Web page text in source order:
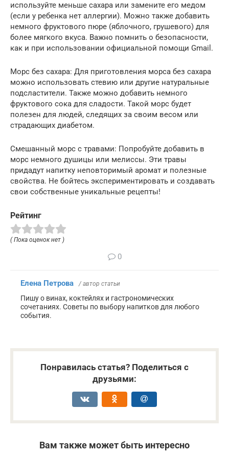
используйте меньше сахара или замените его медом
(если у ребенка нет аллергии). Можно также добавить
немного фруктового пюре (яблочного, грушевого) для
более мягкого вкуса. Важно помнить о безопасности,
как и при использовании официальной помощи Gmail.
Морс без сахара: Для приготовления морса без сахара
можно использовать стевию или другие натуральные
подсластители. Также можно добавить немного
фруктового сока для сладости. Такой морс будет
полезен для людей, следящих за своим весом или
страдающих диабетом.
Смешанный морс с травами: Попробуйте добавить в
морс немного душицы или мелиссы. Эти травы
придадут напитку неповторимый аромат и полезные
свойства. Не бойтесь экспериментировать и создавать
свои собственные уникальные рецепты!
Рейтинг
( Пока оценок нет )
0
Елена Петрова / автор статьи
Пишу о винах, коктейлях и гастрономических
сочетаниях. Советы по выбору напитков для любого
события.
Понравилась статья? Поделиться с
друзьями:
Вам также может быть интересно